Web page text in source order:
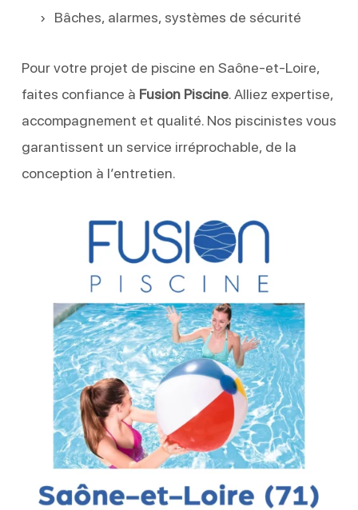
Bâches, alarmes, systèmes de sécurité
Pour votre projet de piscine en Saône-et-Loire,
faites confiance à Fusion Piscine. Alliez expertise,
accompagnement et qualité. Nos piscinistes vous
garantissent un service irréprochable, de la
conception à l’entretien.